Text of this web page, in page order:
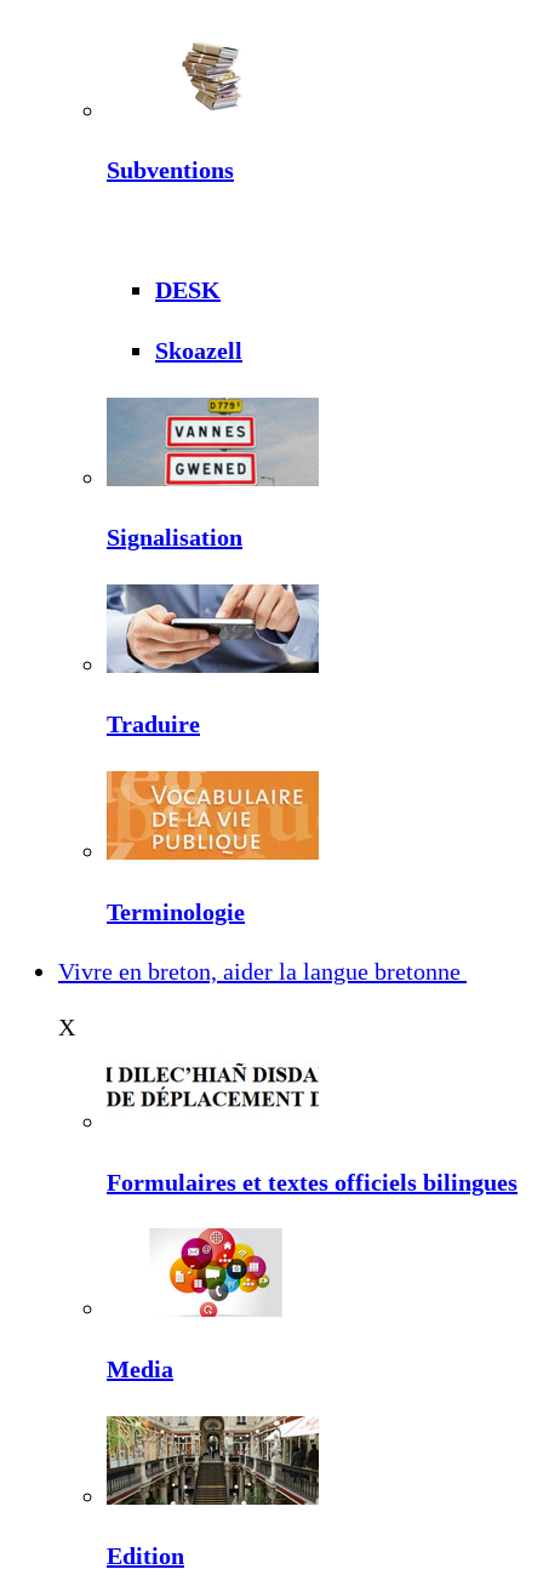
Subventions
DESK
Skoazell
Signalisation
Traduire
Terminologie
Vivre en breton, aider la langue bretonne
X
Formulaires et textes officiels bilingues
Media
Edition